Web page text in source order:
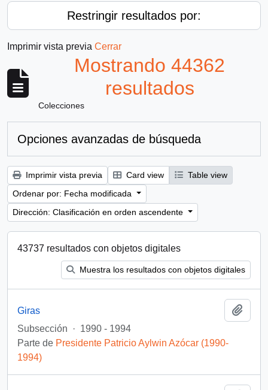
Restringir resultados por:
Imprimir vista previa Cerrar
Mostrando 44362
resultados
Colecciones
Opciones avanzadas de búsqueda
Imprimir vista previa Card view
Table view
Ordenar por: Fecha modificada
Dirección: Clasificación en orden ascendente
43737 resultados con objetos digitales
Muestra los resultados con objetos digitales
Giras
Subsección
· 1990 - 1994
Parte de Presidente Patricio Aylwin Azócar (1990-
1994)